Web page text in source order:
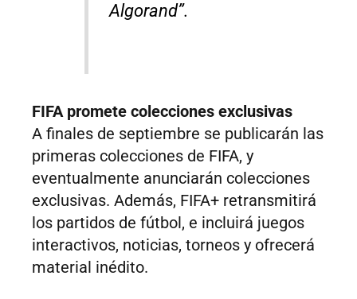
Algorand”.
FIFA promete colecciones exclusivas
A finales de septiembre se publicarán las
primeras colecciones de FIFA, y
eventualmente anunciarán colecciones
exclusivas. Además, FIFA+ retransmitirá
los partidos de fútbol, e incluirá juegos
interactivos, noticias, torneos y ofrecerá
material inédito.